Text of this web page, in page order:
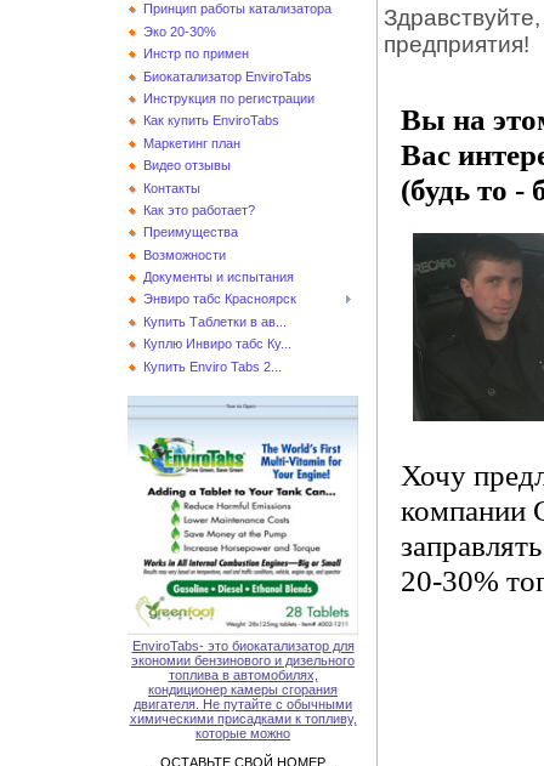
Принцип работы катализатора
Эко 20-30%
Инстр по примен
Биокатализатор EnviroTabs
Инструкция по регистрации
Как купить EnviroTabs
Маркетинг план
Видео отзывы
Контакты
Как это работает?
Преимущества
Возможности
Документы и испытания
Энвиро табс Красноярск
Купить Таблетки в ав...
Куплю Инвиро табс Ку...
Купить Enviro Tabs 2...
EnviroTabs- это биокатализатор для
экономии бензинового и дизельного
топлива в автомобилях,
кондиционер камеры сгорания
двигателя. Не путайте с обычными
химическими присадками к топливу,
которые можно
ОСТАВЬТЕ СВОЙ НОМЕР
предприятия!
Вы на
Вас
(будь то -
Хочу
компании
20-30%